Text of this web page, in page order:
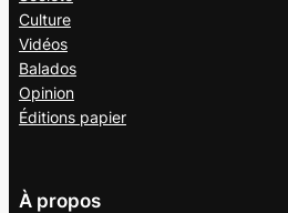
Culture
Vidéos
Balados
Opinion
Éditions papier
À propos